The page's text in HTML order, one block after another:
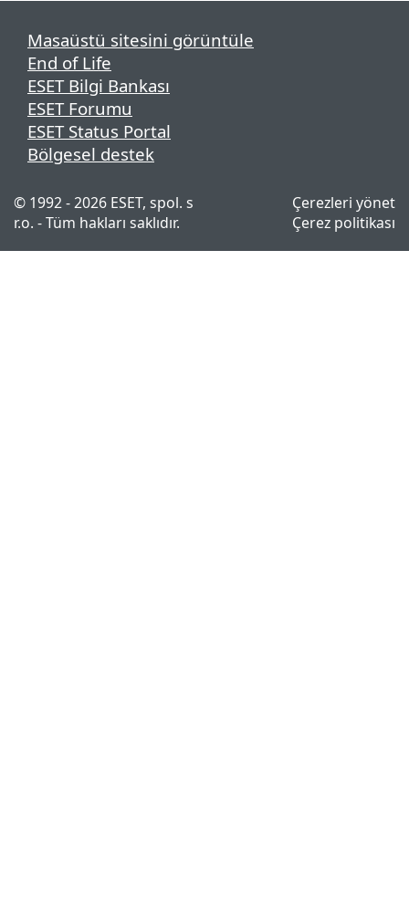
Masaüstü sitesini görüntüle
End of Life
ESET Bilgi Bankası
ESET Forumu
ESET Status Portal
Bölgesel destek
© 1992 - 2026 ESET, spol. s
r.o. - Tüm hakları saklıdır.
Çerezleri yönet
Çerez politikası